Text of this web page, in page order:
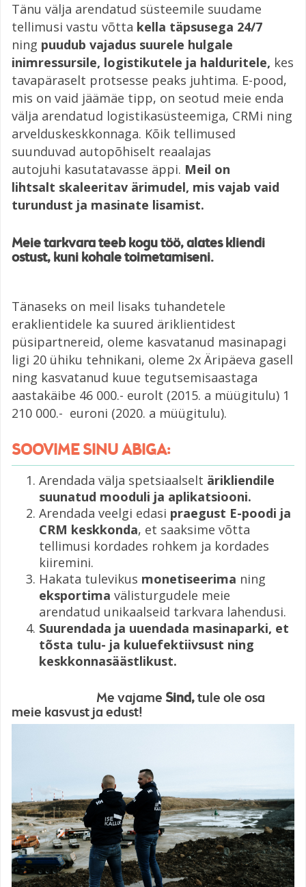
Tänu välja arendatud süsteemile suudame
tellimusi vastu võtta kella täpsusega 24/7
ning puudub vajadus suurele hulgale
inimressursile, logistikutele ja halduritele, kes
tavapäraselt protsesse peaks juhtima. E-pood,
mis on vaid jäämäe tipp, on seotud meie enda
välja arendatud logistikasüsteemiga, CRMi ning
arvelduskeskkonnaga. Kõik tellimused
suunduvad autopõhiselt reaalajas
autojuhi kasutatavasse äppi. Meil on
lihtsalt skaleeritav ärimudel, mis vajab vaid
turundust ja masinate lisamist.
Meie tarkvara teeb kogu töö, alates kliendi
ostust, kuni kohale toimetamiseni.
Tänaseks on meil lisaks tuhandetele
eraklientidele ka suured äriklientidest
püsipartnereid, oleme kasvatanud masinapagi
ligi 20 ühiku tehnikani, oleme 2x Äripäeva gasell
ning kasvatanud kuue tegutsemisaastaga
aastakäibe 46 000.- eurolt (2015. a müügitulu) 1
210 000.- euroni (2020. a müügitulu).
SOOVIMESINUABIGA:
Arendada välja spetsiaalselt ärikliendile
suunatud mooduli ja aplikatsiooni.
Arendada veelgi edasi praegust E-poodi ja
CRM keskkonda, et saaksime võtta
tellimusi kordades rohkem ja kordades
kiiremini.
Hakata tulevikus monetiseerima ning
eksportima välisturgudele meie
arendatud unikaalseid tarkvara lahendusi.
Suurendada ja uuendada masinaparki, et
tõsta tulu- ja kuluefektiivsust ning
keskkonnasäästlikust.
Me vajame Sind,tuleole osa
meie kasvust ja edust!